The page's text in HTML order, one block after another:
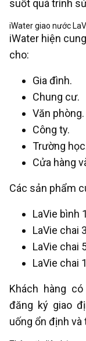
suốt quá trình
iWater giao nước
iWater hiện
cho:
Gia đình.
Chung cư.
Văn phòng.
Công ty.
Trường
Cửa hàng
Các sản phẩm
LaVie bình
LaVie chai
LaVie chai
LaVie chai
Khách hàng
đăng ký giao
uống ổn định và